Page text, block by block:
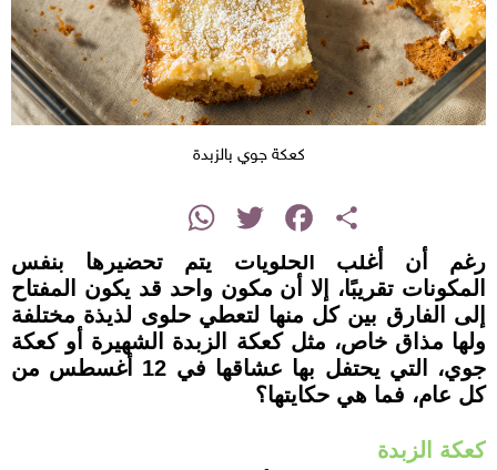
كعكة جوي بالزبدة
Share
Facebook
Twitter
WhatsApp
رغم أن أغلب الحلويات يتم تحضيرها بنفس
المكونات تقريبًا، إلا أن مكون واحد قد يكون المفتاح
إلى الفارق بين كل منها لتعطي حلوى لذيذة مختلفة
ولها مذاق خاص، مثل كعكة الزبدة الشهيرة أو كعكة
جوي، التي يحتفل بها عشاقها في 12 أغسطس من
كل عام، فما هي حكايتها؟
كعكة الزبدة